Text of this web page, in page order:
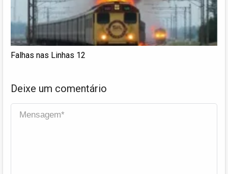
Falhas nas Linhas 12
Deixe um comentário